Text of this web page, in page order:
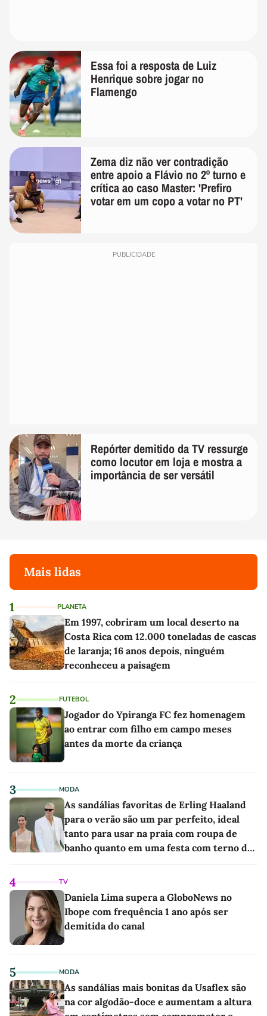
Essa foi a resposta de Luiz
Henrique sobre jogar no
Flamengo
Zema diz não ver contradição
entre apoio a Flávio no 2º turno e
crítica ao caso Master: 'Prefiro
votar em um copo a votar no PT'
PUBLICIDADE
Repórter demitido da TV ressurge
como locutor em loja e mostra a
importância de ser versátil
Mais lidas
1 PLANETA
Em 1997, cobriram um local deserto na
Costa Rica com 12.000 toneladas de cascas
de laranja; 16 anos depois, ninguém
reconheceu a paisagem
2 FUTEBOL
Jogador do Ypiranga FC fez homenagem
ao entrar com filho em campo meses
antes da morte da criança
3 MODA
As sandálias favoritas de Erling Haaland
para o verão são um par perfeito, ideal
tanto para usar na praia com roupa de
banho quanto em uma festa com terno de
4 TV
Daniela Lima supera a GloboNews no
Ibope com frequência 1 ano após ser
demitida do canal
5 MODA
As sandálias mais bonitas da Usaflex são
na cor algodão-doce e aumentam a altura